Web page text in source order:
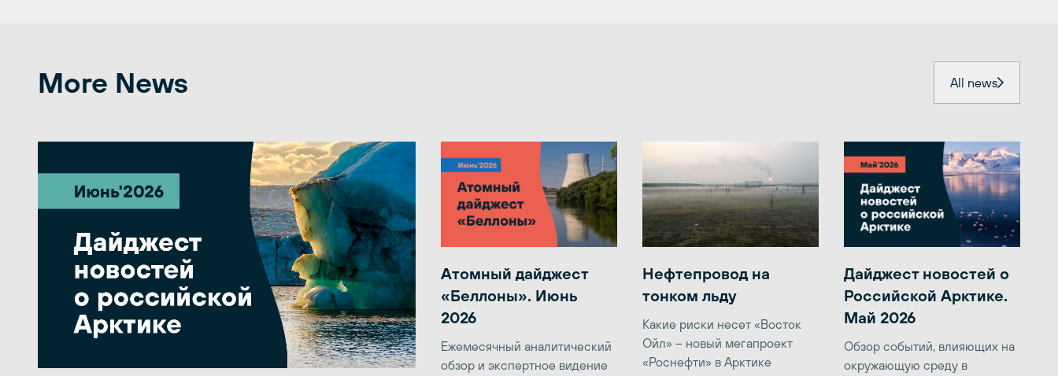
More News All news
Атомный дайджест
«Беллоны». Июнь
2026
Ежемесячный аналитический
обзор и экспертное видение
Нефтепровод на
тонком льду
Какие риски несет «Восток
Ойл» – новый мегапроект
«Роснефти» в Арктике
Дайджест новостей о
Российской Арктике.
Май 2026
Обзор событий, влияющих на
окружающую среду в